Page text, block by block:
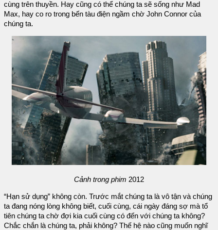
cùng trên thuyền. Hay cũng có thể chúng ta sẽ sống như Mad
Max, hay co ro trong bến tàu điện ngầm chờ John Connor của
chúng ta.
Cảnh trong phim 2012
“Hạn sử dụng” không còn. Trước mắt chúng ta là vô tận và chúng
ta đang nóng lòng không biết, cuối cùng, cái ngày đáng sợ mà tổ
tiên chúng ta chờ đợi kia cuối cùng có đến với chúng ta không?
Chắc chắn là chúng ta, phải không? Thế hệ nào cũng muốn nghĩ